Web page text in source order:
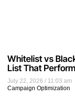
July 22, 2026
11:03 am
Campaign Optimization
Whitelist vs
List That